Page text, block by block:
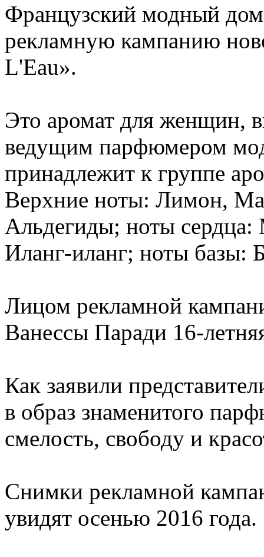
Французский модный дом
рекламную кампанию
L'Eau».
Это аромат для женщин,
ведущим парфюмером
принадлежит к группе
Верхние ноты: Лимон,
Альдегиды; ноты
Иланг-иланг; ноты базы:
Лицом рекламной
Ванессы Паради 16-
Как заявили
в образ знаменитого
смелость, свободу и
Снимки рекламной
увидят осенью 2016 года.